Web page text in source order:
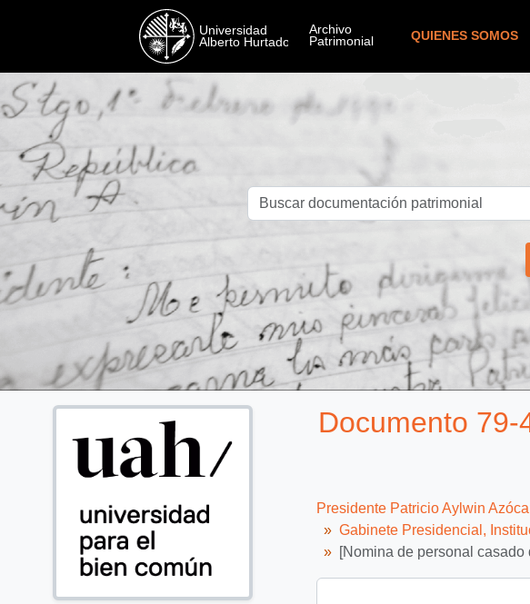
QUIENES SOMOS
Documento
Presidente Patricio Aylwin
Gabinete Presidencial,
[Nomina de personal